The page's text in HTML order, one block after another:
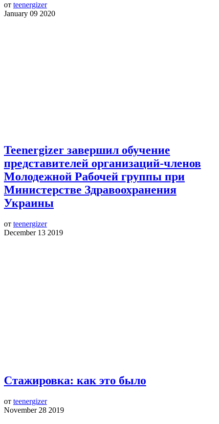
от teenergizer
January 09 2020
Teenergizer завершил обучение
представителей организаций-членов
Молодежной Рабочей группы при
Министерстве Здравоохранения
Украины
от teenergizer
December 13 2019
Стажировка: как это было
от teenergizer
November 28 2019